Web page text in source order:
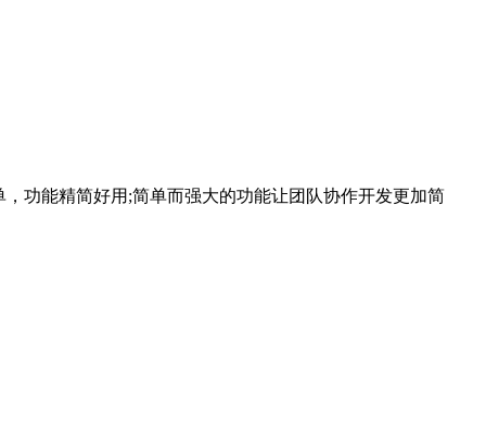
功能精简好用;简单而强大的功能让团队协作开发更加简